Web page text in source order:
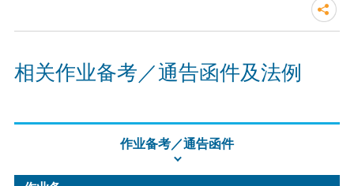
相关作业备考／通告函件及法例
作业备考／通告函件